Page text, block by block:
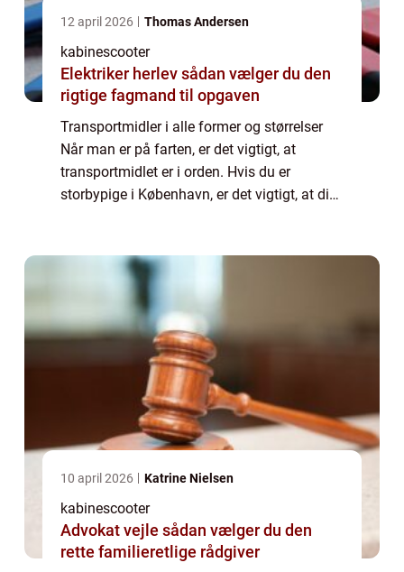
12 april 2026 Thomas Andersen
kabinescooter
Elektriker herlev sådan vælger du den
rigtige fagmand til opgaven
Transportmidler i alle former og størrelser
Når man er på farten, er det vigtigt, at
transportmidlet er i orden. Hvis du er
storbypige i København, er det vigtigt, at din
10 april 2026 Katrine Nielsen
kabinescooter
Advokat vejle sådan vælger du den
rette familieretlige rådgiver